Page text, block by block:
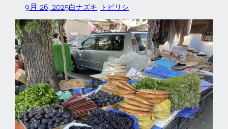
9月 26, 2025白ナズキ, トビリシ